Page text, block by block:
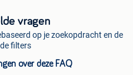
vragen
op je zoekopdracht en de
filters
over deze FAQ